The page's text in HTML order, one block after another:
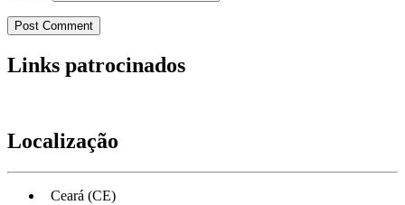
Links patrocinados
Localização
Ceará (CE)